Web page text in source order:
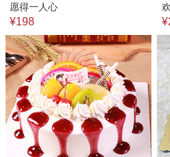
愿得一人心
¥198